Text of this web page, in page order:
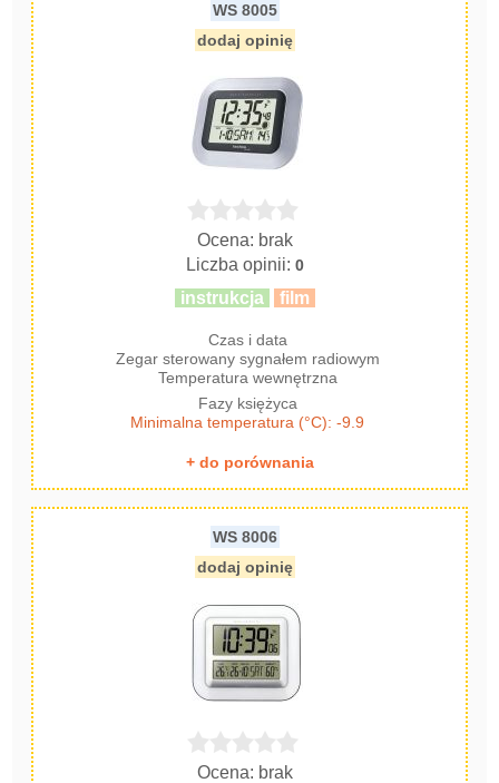
WS 8005
dodaj opinię
Ocena: brak
Liczba opinii:0
instrukcja film
Czas i data
Zegar sterowany sygnałem radiowym
Temperatura wewnętrzna
Fazy księżyca
Minimalna temperatura (°C): -9.9
+ do porównania
WS 8006
dodaj opinię
Ocena: brak